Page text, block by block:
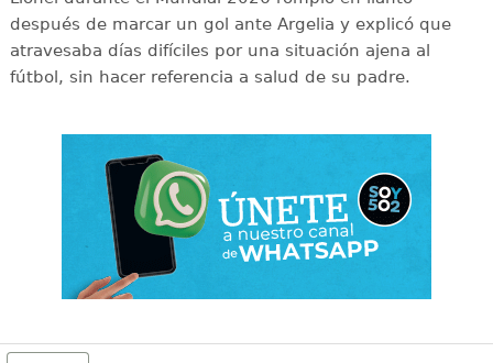
después de marcar un gol ante Argelia y explicó que
atravesaba días difíciles por una situación ajena al
fútbol, sin hacer referencia a salud de su padre.